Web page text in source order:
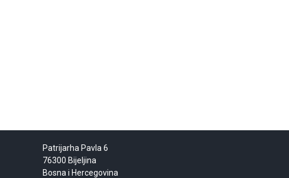
Patrijarha Pavla 6
76300 Bijeljina
Bosna i Hercegovina